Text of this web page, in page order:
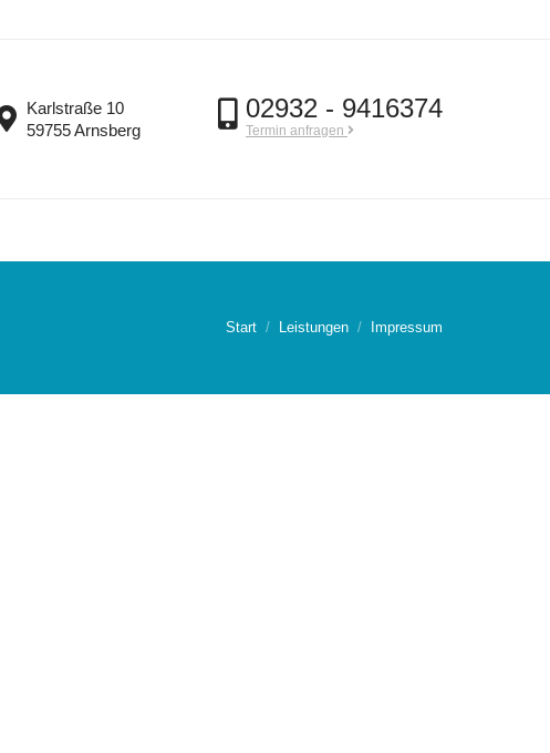
Karlstraße 10
59755 Arnsberg
02932 - 9416374
Termin anfragen
Sie befinden sich hier:
Start Leistungen Impressum